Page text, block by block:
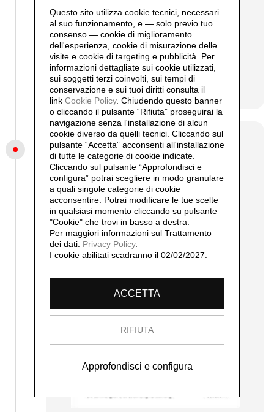
Magnaguagno; Robert B. Käppeli e
Robertson B Käppeli.
Italiano e Tedesco
90 pagine
Costo: 35.-
continua...
2010
Erich Lindenberg – La collezione della
fondazione d’arte Erich Lindenberg
Questo sito utilizza cookie tecnici, necessari
al suo funzionamento, e — solo previo tuo
consenso — cookie di miglioramento
dell'esperienza, cookie di misurazione delle
visite e cookie di targeting e pubblicità. Per
informazioni dettagliate sui cookie utilizzati,
sui soggetti terzi coinvolti, sui tempi di
conservazione e sui tuoi diritti consulta il
link Cookie Policy. Chiudendo questo banner
o cliccando il pulsante “Rifiuta” proseguirai la
navigazione senza l'installazione di alcun
cookie diverso da quelli tecnici. Cliccando sul
pulsante “Accetta” acconsenti all'installazione
di tutte le categorie di cookie indicate.
Cliccando sul pulsante “Approfondisci e
configura” potrai scegliere in modo granulare
a quali singole categorie di cookie
acconsentire. Potrai modificare le tue scelte
in qualsiasi momento cliccando su pulsante
"Cookie" che trovi in basso a destra.
Per maggiori informazioni sul Trattamento
dei dati: Privacy Policy.
I cookie abilitati scadranno il 02/02/2027.
ACCETTA
RIFIUTA
Approfondisci e configura